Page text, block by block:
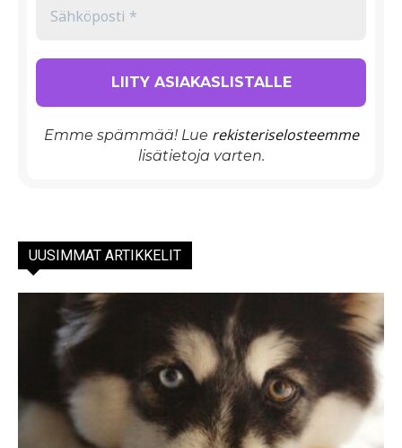
Emme spämmää! Lue rekisteriselosteemme
lisätietoja varten.
UUSIMMAT ARTIKKELIT